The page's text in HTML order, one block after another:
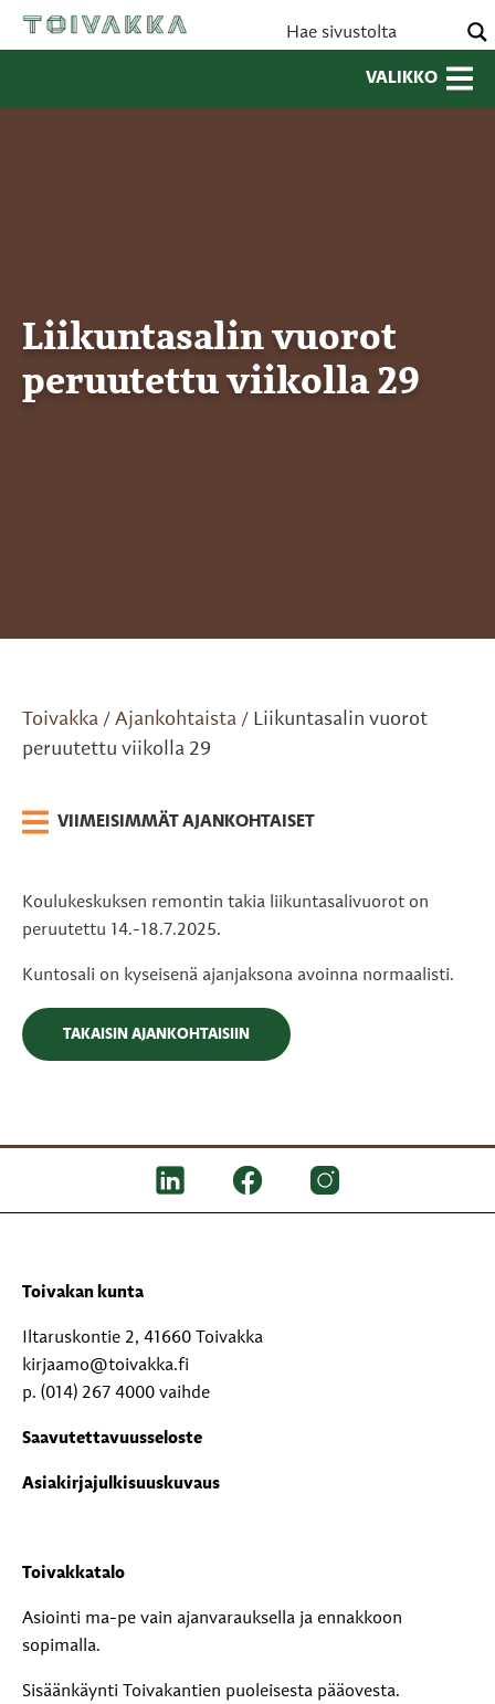
VALIKKO
Liikuntasalin vuorot
peruutettu viikolla 29
Toivakka / Ajankohtaista / Liikuntasalin vuorot
peruutettu viikolla 29
VIIMEISIMMÄT AJANKOHTAISET
Koulukeskuksen remontin takia liikuntasalivuorot on
peruutettu 14.-18.7.2025.
Kuntosali on kyseisenä ajanjaksona avoinna normaalisti.
TAKAISIN AJANKOHTAISIIN
Toivakan kunta
Iltaruskontie 2, 41660 Toivakka
kirjaamo@toivakka.fi
p. (014) 267 4000 vaihde
Saavutettavuusseloste
Asiakirjajulkisuuskuvaus
Toivakkatalo
Asiointi ma-pe vain ajanvarauksella ja ennakkoon
sopimalla.
Sisäänkäynti Toivakantien puoleisesta pääovesta.